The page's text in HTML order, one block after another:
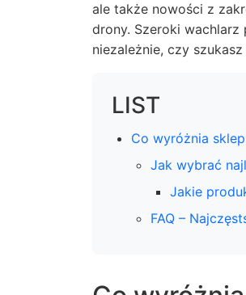
ale także nowości z
drony. Szeroki
niezależnie, czy
LIST
Co wyróżnia
Jak wybrać
Jakie
FAQ –